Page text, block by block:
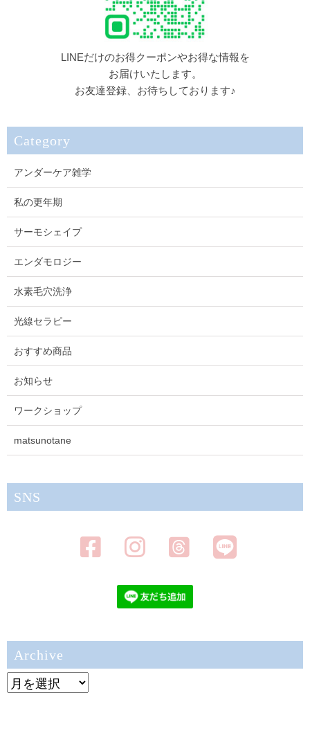
LINEだけのお得クーポンやお得な情報を
お届けいたします。
お友達登録、お待ちしております♪
Category
アンダーケア雑学
私の更年期
サーモシェイプ
エンダモロジー
水素毛穴洗浄
光線セラピー
おすすめ商品
お知らせ
ワークショップ
matsunotane
SNS
Archive
Archive